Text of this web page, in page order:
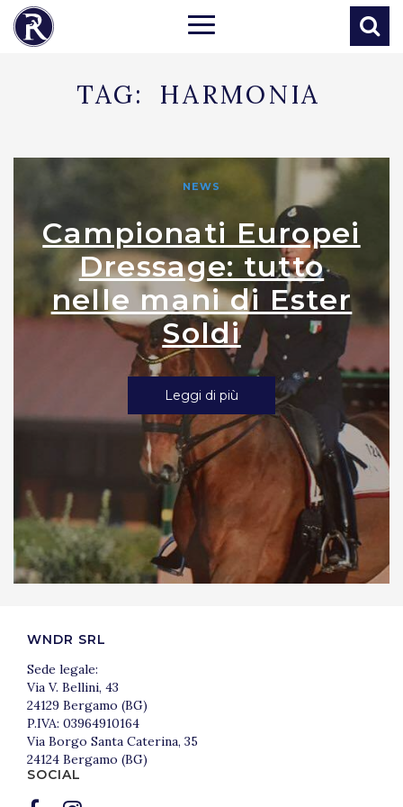
TAG: HARMONIA
NEWS
Campionati Europei
Dressage: tutto
nelle mani di Ester
Soldi
Leggi di più
WNDR SRL
Sede legale:
Via V. Bellini, 43
24129 Bergamo (BG)
P.IVA: 03964910164
Via Borgo Santa Caterina, 35
24124 Bergamo (BG)
SOCIAL